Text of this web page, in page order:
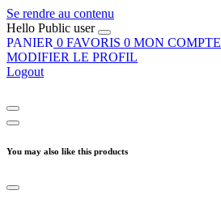
Se rendre au contenu
Hello Public user
PANIER 0 FAVORIS 0 MON COMPTE
MODIFIER LE PROFIL
Logout
You may also like this products